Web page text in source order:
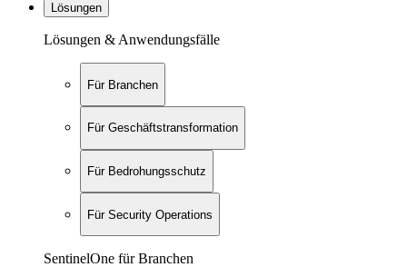
Lösungen
Lösungen & Anwendungsfälle
Für Branchen
Für Geschäftstransformation
Für Bedrohungsschutz
Für Security Operations
SentinelOne für Branchen